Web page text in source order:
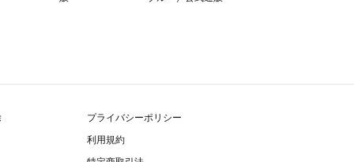
プライバシーポリシー
利用規約